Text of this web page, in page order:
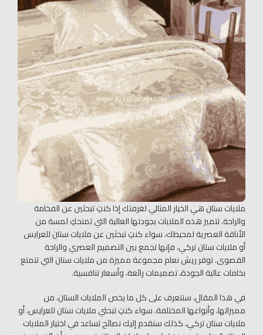
ملايات ستان هي الخيار المثالي لغرفتك إذا كنتِ تبحثين عن الفخامة
والراحة. تتميز هذه الملايات بجودتها العالية التي تمنحكِ لمسة من
الأناقة العصرية لمحيطك، سواء كنتِ تبحثين عن ملايات ستان للعرايس
أو ملايات ستان تركي، فإنها تجمع بين التصميم العصري والراحة
القصوى. توفر ريش نعام مجموعة مميزة من ملايات ستان التي تتمتع
بخامات عالية الجودة، تصميمات رائعة، وأسعار تنافسية.
في هذا المقال، سنتعرف على كل ما يخص الملايات الستان، من
مميزاتها، وأنواعها المختلفة، سواء كنتِ تبحثي ملايات ستان للعرايس، أو
ملايات ستان تركي، كذلك سنقدم إليك نصائح تساعد في اختيار الملايات